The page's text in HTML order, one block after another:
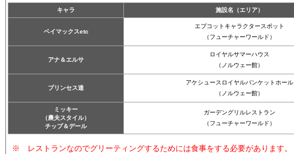
キャラ 施設名（エリア）
ベイマックスetc
エプコットキャラクタースポット
（フューチャーワールド）
アナ＆エルサ
ロイヤルサマーハウス
（ノルウェー館）
プリンセス達
アケシュースロイヤルバンケットホール
（ノルウェー館）
ミッキー
（農夫スタイル）
チップ＆デール
ガーデングリルレストラン
（フューチャーワールド）
※ レストランなのでグリーティングするためには食事をする必要があります。